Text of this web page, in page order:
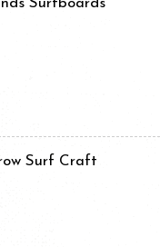
Surf Craft